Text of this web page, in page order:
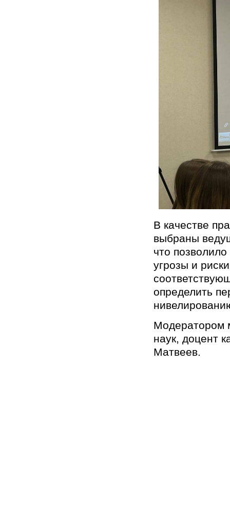
В качестве
выбраны
что
угрозы и
определить
Модератором
наук, доцент
Матвеев.